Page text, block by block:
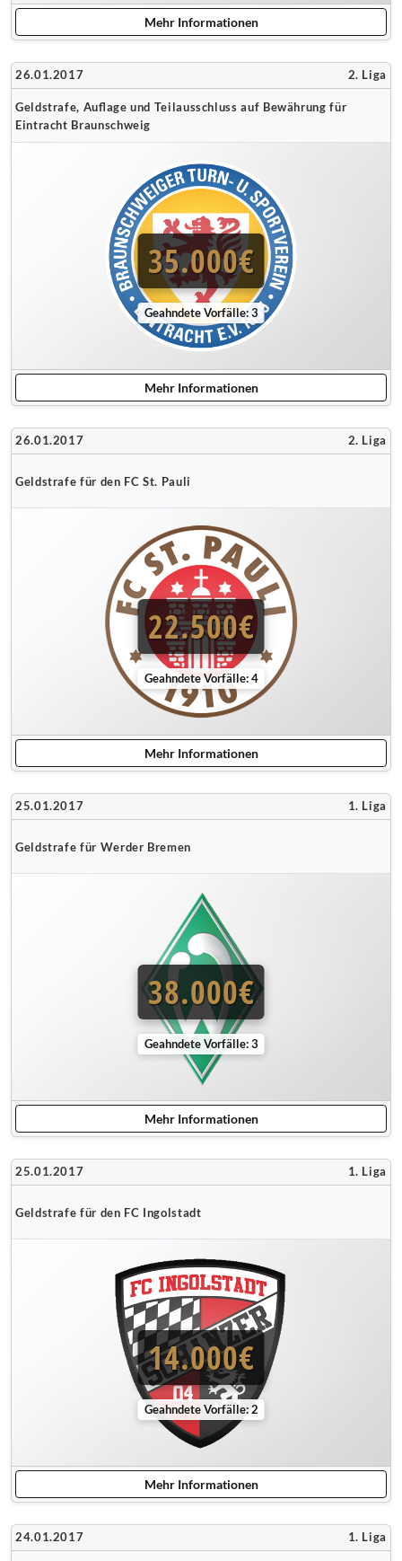
Mehr Informationen
26.01.2017 2. Liga
Geldstrafe, Auflage und Teilausschluss auf Bewährung für
Eintracht Braunschweig
35.000€
Geahndete Vorfälle: 3
Mehr Informationen
26.01.2017 2. Liga
Geldstrafe für den FC St. Pauli
22.500€
Geahndete Vorfälle: 4
Mehr Informationen
25.01.2017 1. Liga
Geldstrafe für Werder Bremen
38.000€
Geahndete Vorfälle: 3
Mehr Informationen
25.01.2017 1. Liga
Geldstrafe für den FC Ingolstadt
14.000€
Geahndete Vorfälle: 2
Mehr Informationen
24.01.2017 1. Liga